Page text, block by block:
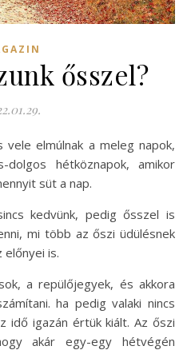
ősszel?
dolgos hétköznapok, amikor
süt a nap.
kedvünk, pedig ősszel is
mi több az őszi üdülésnek
előnyei is.
a repülőjegyek, és akkora
ha pedig valaki nincs
idő igazán értük kiált. Az őszi
akár egy-egy hétvégén